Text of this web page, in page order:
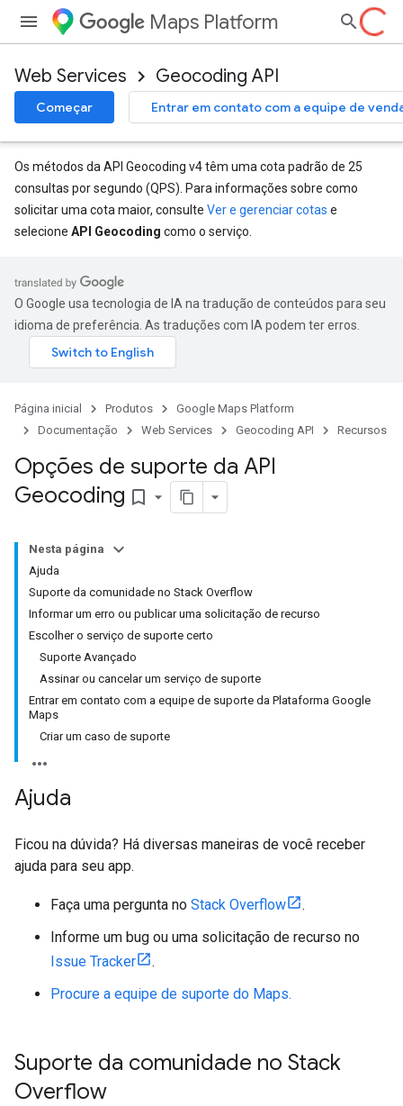
Maps Platform
Web Services Geocoding API
Começar Entrar em contato com a equipe de
Os métodos da API Geocoding v4 têm uma cota padrão de 25
consultas por segundo (QPS). Para informações sobre como
solicitar uma cota maior, consulte Ver e gerenciar cotas e
selecione API Geocoding como o serviço.
O Google usa tecnologia de IA na tradução de conteúdos para seu
idioma de preferência. As traduções com IA podem ter erros.
Página inicial Produtos
Google Maps Platform
Documentação
Web Services Geocoding API Recursos
Opções de suporte da API
Geocoding bookmark_border
Nesta página
Ajuda
Suporte da comunidade no Stack Overflow
Informar um erro ou publicar uma solicitação de recurso
Escolher o serviço de suporte certo
Suporte Avançado
Assinar ou cancelar um serviço de suporte
Entrar em contato com a equipe de suporte da Plataforma Google
Maps
Criar um caso de suporte
Ajuda
Ficou na dúvida? Há diversas maneiras de você receber
ajuda para seu app.
Faça uma pergunta no Stack Overflow
.
Informe um bug ou uma solicitação de recurso no
Issue Tracker
.
Procure a equipe de suporte do Maps.
Suporte da comunidade no Stack
Overflow